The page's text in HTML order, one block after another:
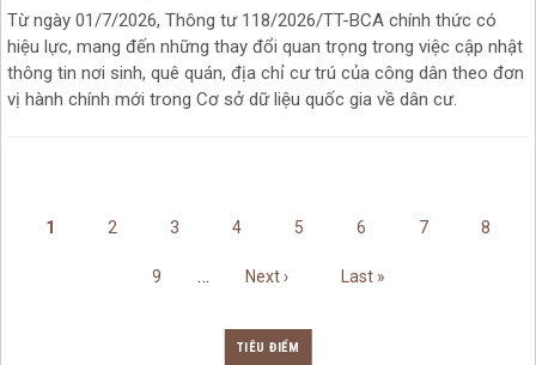
Từ ngày 01/7/2026, Thông tư 118/2026/TT-BCA chính thức có
hiệu lực, mang đến những thay đổi quan trọng trong việc cập nhật
thông tin nơi sinh, quê quán, địa chỉ cư trú của công dân theo đơn
vị hành chính mới trong Cơ sở dữ liệu quốc gia về dân cư.
Pagination
Trang hiện thời
1 Trang
2 Trang
3 Trang
4 Trang
5 Trang
6 Trang
7 Trang
8
Trang
9 … Next page
Next › Last page
Last »
TIÊU ĐIỂM